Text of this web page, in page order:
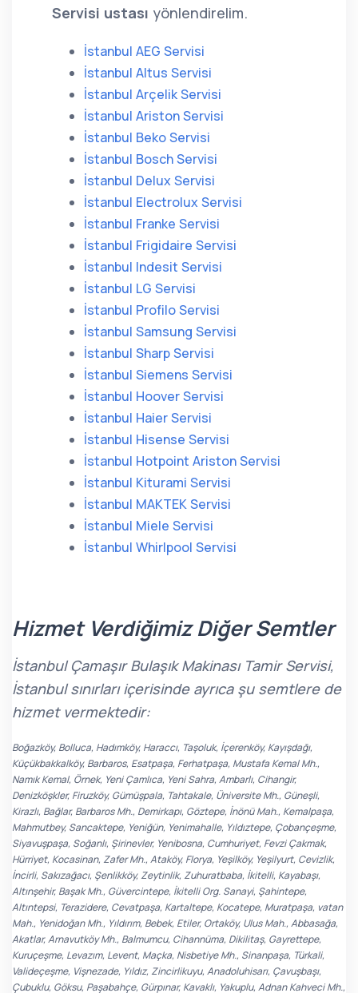
Servisi ustası yönlendirelim.
İstanbul AEG Servisi
İstanbul Altus Servisi
İstanbul Arçelik Servisi
İstanbul Ariston Servisi
İstanbul Beko Servisi
İstanbul Bosch Servisi
İstanbul Delux Servisi
İstanbul Electrolux Servisi
İstanbul Franke Servisi
İstanbul Frigidaire Servisi
İstanbul Indesit Servisi
İstanbul LG Servisi
İstanbul Profilo Servisi
İstanbul Samsung Servisi
İstanbul Sharp Servisi
İstanbul Siemens Servisi
İstanbul Hoover Servisi
İstanbul Haier Servisi
İstanbul Hisense Servisi
İstanbul Hotpoint Ariston Servisi
İstanbul Kiturami Servisi
İstanbul MAKTEK Servisi
İstanbul Miele Servisi
İstanbul Whirlpool Servisi
Hizmet Verdiğimiz Diğer Semtler
İstanbul Çamaşır Bulaşık Makinası Tamir Servisi,
İstanbul sınırları içerisinde ayrıca şu semtlere de
hizmet vermektedir:
Boğazköy, Bolluca, Hadımköy, Haraccı, Taşoluk, İçerenköy, Kayışdağı,
Küçükbakkalköy, Barbaros, Esatpaşa, Ferhatpaşa, Mustafa Kemal Mh.,
Namık Kemal, Örnek, Yeni Çamlıca, Yeni Sahra, Ambarlı, Cihangir,
Denizköşkler, Firuzköy, Gümüşpala, Tahtakale, Üniversite Mh., Güneşli,
Kirazlı, Bağlar, Barbaros Mh., Demirkapı, Göztepe, İnönü Mah., Kemalpaşa,
Mahmutbey, Sancaktepe, Yeniğün, Yenimahalle, Yıldıztepe, Çobançeşme,
Siyavuşpaşa, Soğanlı, Şirinevler, Yenibosna, Cumhuriyet, Fevzi Çakmak,
Hürriyet, Kocasinan, Zafer Mh., Ataköy, Florya, Yeşilköy, Yeşilyurt, Cevizlik,
İncirli, Sakızağacı, Şenlikköy, Zeytinlik, Zuhuratbaba, İkitelli, Kayabaşı,
Altınşehir, Başak Mh., Güvercintepe, İkitelli Org. Sanayi, Şahintepe,
Altıntepsi, Terazidere, Cevatpaşa, Kartaltepe, Kocatepe, Muratpaşa, vatan
Mah., Yenidoğan Mh., Yıldırım, Bebek, Etiler, Ortaköy, Ulus Mah., Abbasağa,
Akatlar, Arnavutköy Mh., Balmumcu, Cihannüma, Dikilitaş, Gayrettepe,
Kuruçeşme, Levazım, Levent, Maçka, Nisbetiye Mh., Sinanpaşa, Türkali,
Valideçeşme, Vişnezade, Yıldız, Zincirlikuyu, Anadoluhisarı, Çavuşbaşı,
Çubuklu, Göksu, Paşabahçe, Gürpınar, Kavaklı, Yakuplu, Adnan Kahveci Mh.,